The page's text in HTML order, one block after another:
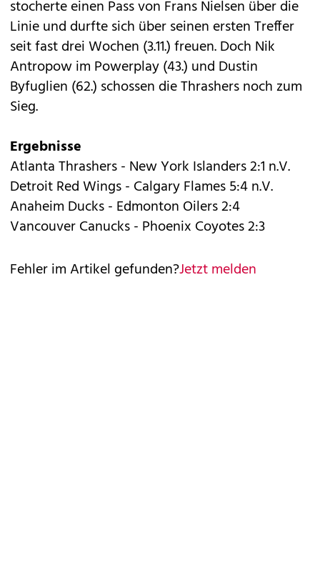
stocherte einen Pass von Frans Nielsen über die
Linie und durfte sich über seinen ersten Treffer
seit fast drei Wochen (3.11.) freuen. Doch Nik
Antropow im Powerplay (43.) und Dustin
Byfuglien (62.) schossen die Thrashers noch zum
Sieg.
Ergebnisse
Atlanta Thrashers - New York Islanders 2:1 n.V.
Detroit Red Wings - Calgary Flames 5:4 n.V.
Anaheim Ducks - Edmonton Oilers 2:4
Vancouver Canucks - Phoenix Coyotes 2:3
Fehler im Artikel gefunden?Jetzt melden